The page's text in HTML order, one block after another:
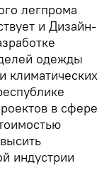
легпрома
и Дизайн-
одежды
климатических
в сфере
индустрии